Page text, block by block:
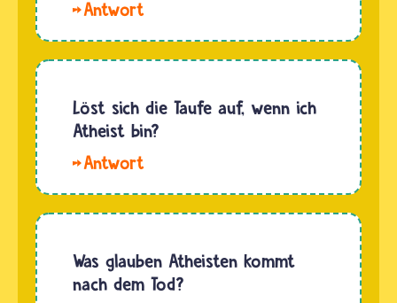
Auch ein
Mensch,
der nicht
glaubt,
kann in
den
Theisten
dass die
Welt von
oder
mehreren
Göttern
wurde.
Der
Löst sich die Taufe auf, wenn ich
Atheist bin?
Taufe
nicht auf.
Wenn du
Was glauben Atheisten kommt
nach dem Tod?